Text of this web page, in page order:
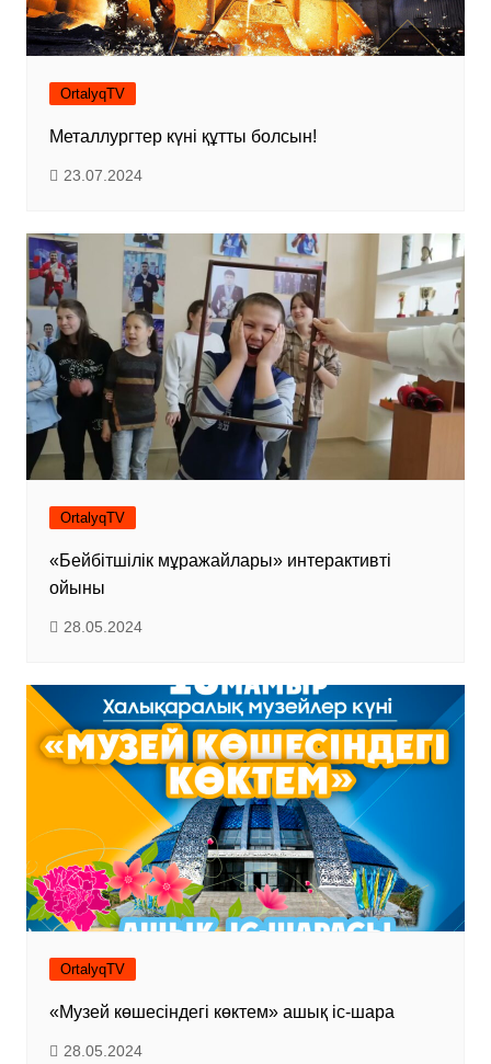
OrtalyqTV
Металлургтер күні құтты болсын!
23.07.2024
OrtalyqTV
«Бейбітшілік мұражайлары» интерактивті
ойыны
28.05.2024
OrtalyqTV
«Музей көшесіндегі көктем» ашық іс-шара
28.05.2024